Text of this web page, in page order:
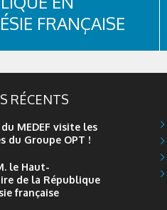
FRANÇAISE
directrice générale du
Alexandre Rochatte,
de la République en
le mercredi 27 mai
locaux de la Présidence
RÉCENTS
MEDEF visite les
du Groupe OPT !
le Haut-
de la République
française